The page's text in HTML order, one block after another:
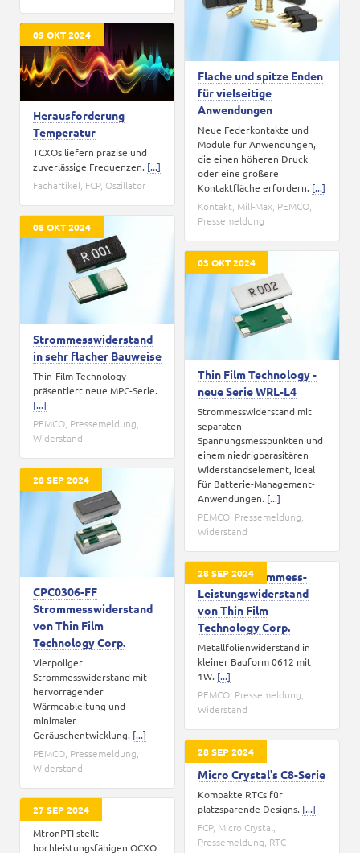
Flache und spitze Enden
für vielseitige
Anwendungen
Neue Federkontakte und
Module für Anwendungen,
die einen höheren Druck
oder eine größere
Kontaktfläche erfordern. [...]
Kontakt Mill-Max PEMCO
Pressemeldung
09 OKT 2024
Herausforderung
Temperatur
TCXOs liefern präzise und
zuverlässige Frequenzen. [...]
Fachartikel FCP, Oszillator
08 OKT 2024
Strommesswiderstand
in sehr flacher Bauweise
Thin-Film Technology
präsentiert neue MPC-Serie.
[...]
PEMCO Pressemeldung
Widerstand
03 OKT 2024
Thin Film Technology -
neue Serie WRL-L4
Strommesswiderstand mit
separaten
Spannungsmesspunkten und
einem niedrigparasitären
Widerstandselement, ideal
für Batterie-Management-
Anwendungen. [...]
PEMCO Pressemeldung
Widerstand
28 SEP 2024
CPC0306-FF
Strommesswiderstand
von Thin Film
Technology Corp.
Vierpoliger
Strommesswiderstand mit
hervorragender
Wärmeableitung und
minimaler
Geräuschentwicklung. [...]
PEMCO Pressemeldung
Widerstand
28 SEP 2024
4-Leiter Strommess-
Leistungswiderstand
von Thin Film
Technology Corp.
Metallfolienwiderstand in
kleiner Bauform 0612 mit
1W. [...]
PEMCO Pressemeldung
Widerstand
28 SEP 2024
Micro Crystal's C8-Serie
Kompakte RTCs für
platzsparende Designs. [...]
FCP, Micro Crystal
Pressemeldung RTC
27 SEP 2024
XO5503-100
MtronPTI stellt
hochleistungsfähigen OCXO